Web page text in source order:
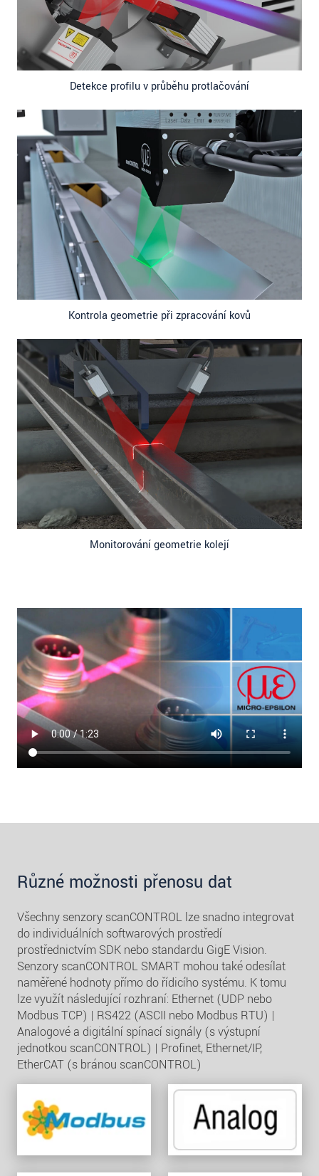
Detekce profilu v průběhu protlačování
Kontrola geometrie při zpracování kovů
Monitorování geometrie kolejí
Různé možnosti přenosu dat
Všechny senzory scanCONTROL lze snadno integrovat
do individuálních softwarových prostředí
prostřednictvím SDK nebo standardu GigE Vision.
Senzory scanCONTROL SMART mohou také odesílat
naměřené hodnoty přímo do řídicího systému. K tomu
lze využít následující rozhraní: Ethernet (UDP nebo
Modbus TCP) | RS422 (ASCII nebo Modbus RTU) |
Analogové a digitální spínací signály (s výstupní
jednotkou scanCONTROL) | Profinet, Ethernet/IP,
EtherCAT (s bránou scanCONTROL)